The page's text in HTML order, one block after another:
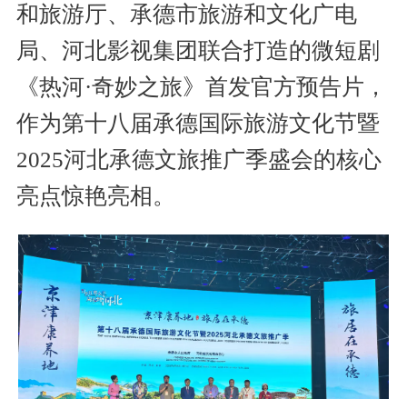
和旅游厅、承德市旅游和文化广电
局、河北影视集团联合打造的微短剧
《热河·奇妙之旅》首发官方预告片，
作为第十八届承德国际旅游文化节暨
2025河北承德文旅推广季盛会的核心
亮点惊艳亮相。